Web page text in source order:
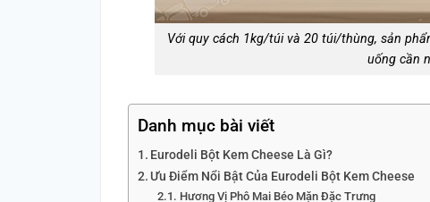
Với quy cách 1kg/túi và 20 túi/thùng, sản
uống cần
Danh mục bài viết
Eurodeli Bột Kem Cheese Là Gì?
Ưu Điểm Nổi Bật Của Eurodeli Bột Kem Cheese
Hương Vị Phô Mai Béo Mặn Đặc Trưng